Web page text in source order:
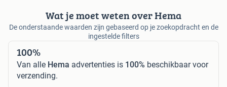
Wat je moet weten over Hema
De onderstaande waarden zijn gebaseerd op je zoekopdracht en de
ingestelde filters
100%
Van alle Hema advertenties is 100% beschikbaar voor
verzending.